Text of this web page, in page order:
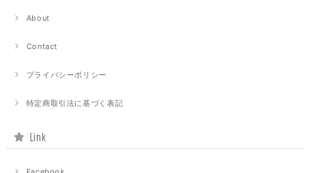
About
Contact
プライバシーポリシー
特定商取引法に基づく表記
Link